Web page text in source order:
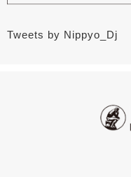
Tweets by Nippyo_Dj